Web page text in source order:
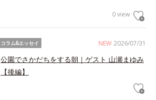
0 view
NEW 2026/07/31
コラム&エッセイ
公園でさかだちをする朝｜ゲスト 山瀬まゆみ
【後編】